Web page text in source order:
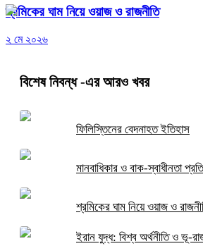
শ্রমিকের ঘাম নিয়ে ওয়াজ ও রাজনীতি
২ মে ২০২৬
বিশেষ নিবন্ধ-এর আরও খবর
ফিলিস্তিনের বেদনাহত ইতিহাস
মানবাধিকার ও বাক-স্বাধীনতা
শ্রমিকের ঘাম নিয়ে ওয়াজ ও
ইরান যুদ্ধ: বিশ্ব অর্থনীতি ও ভূ-